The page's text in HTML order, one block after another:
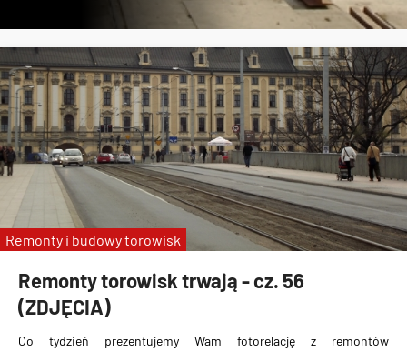
Remonty torowisk trwają - cz. 56
(ZDJĘCIA)
Co tydzień prezentujemy Wam fotorelację z remontów
Remonty i budowy torowisk